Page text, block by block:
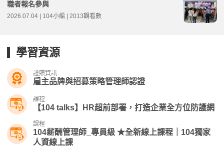
職者報名參與
2026.07.04 | 104小編 | 2013觀看數
學習資源
證照資訊
雇主品牌與招募策略管理師認證
課程
【104 talks】HR超前部署，打造企業全方位防護網
課程
104薪酬管理師_專員級 ★全新線上課程｜104獨家
人資線上課